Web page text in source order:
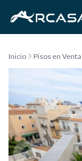
Inicio Pisos en Venta